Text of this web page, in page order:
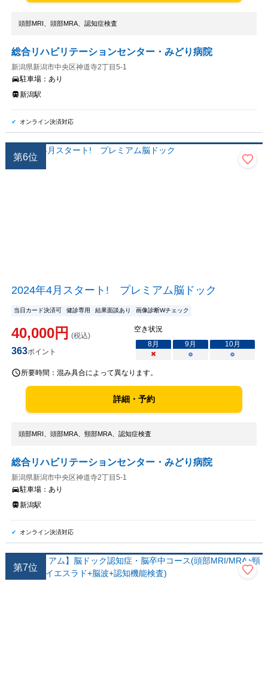
頭部MRI、頭部MRA、認知症検査
総合リハビリテーションセンター・みどり病院
新潟県新潟市中央区神道寺2丁目5-1
駐車場： あり
新潟駅
オンライン決済対応
第6位
2024年4月スタート! プレミアム脳ドック
当日カード決済可 健診専用 結果面談あり 画像診断Wチェック
40,000円 (税込)
363ポイント
空き状況
8月 9月 10月
×
○ ○
所要時間： 混み具合によって異なります。
詳細・予約
頭部MRI、頭部MRA、頸部MRA、認知症検査
総合リハビリテーションセンター・みどり病院
新潟県新潟市中央区神道寺2丁目5-1
駐車場： あり
新潟駅
オンライン決済対応
第7位